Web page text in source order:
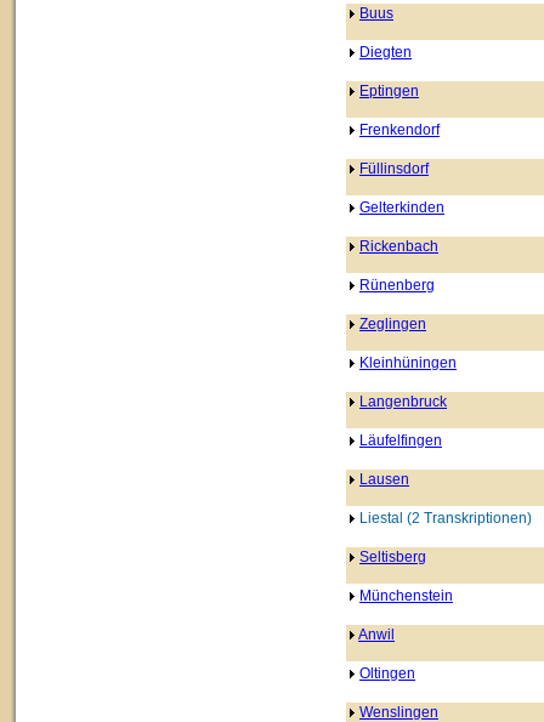
Buus
Diegten
Eptingen
Frenkendorf
Füllinsdorf
Gelterkinden
Rickenbach
Rünenberg
Zeglingen
Kleinhüningen
Langenbruck
Läufelfingen
Lausen
Liestal (2 Transkriptionen)
Seltisberg
Münchenstein
Anwil
Oltingen
Wenslingen